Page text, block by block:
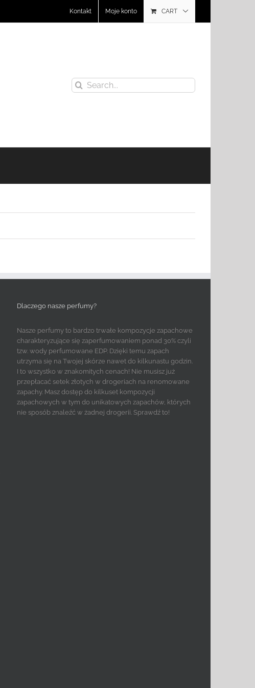
Kontakt Moje konto CART
Search
for:
Dlaczego nasze perfumy?
Nasze perfumy to bardzo trwałe kompozycje zapachowe
charakteryzujące się zaperfumowaniem ponad 30% czyli
tzw. wody perfumowane EDP. Dzięki temu zapach
utrzyma się na Twojej skórze nawet do kilkunastu godzin.
I to wszystko w znakomitych cenach! Nie musisz już
przepłacać setek złotych w drogeriach na renomowane
zapachy. Masz dostęp do kilkuset kompozycji
zapachowych w tym do unikatowych zapachów, których
nie sposób znaleźć w żadnej drogerii. Sprawdź to!